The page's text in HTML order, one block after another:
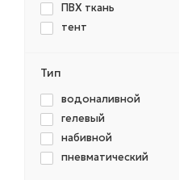
22
25
ПВХ ткань
тент
Тип
водоналивной
гелевый
набивной
пневматический